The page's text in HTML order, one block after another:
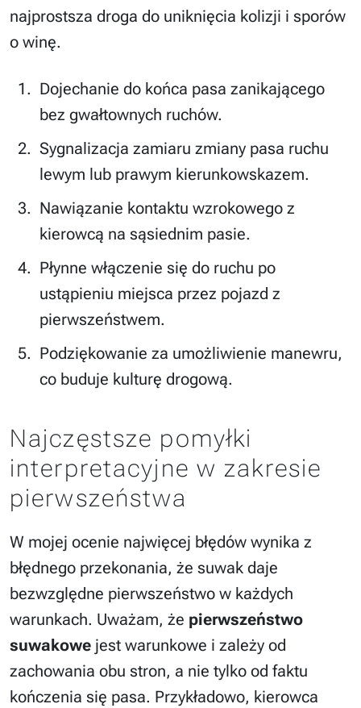
najprostsza droga do uniknięcia kolizji i sporów
o winę.
Dojechanie do końca pasa zanikającego
bez gwałtownych ruchów.
Sygnalizacja zamiaru zmiany pasa ruchu
lewym lub prawym kierunkowskazem.
Nawiązanie kontaktu wzrokowego z
kierowcą na sąsiednim pasie.
Płynne włączenie się do ruchu po
ustąpieniu miejsca przez pojazd z
pierwszeństwem.
Podziękowanie za umożliwienie manewru,
co buduje kulturę drogową.
Najczęstsze pomyłki
interpretacyjne w zakresie
pierwszeństwa
W mojej ocenie najwięcej błędów wynika z
błędnego przekonania, że suwak daje
bezwzględne pierwszeństwo w każdych
warunkach. Uważam, że pierwszeństwo
suwakowe jest warunkowe i zależy od
zachowania obu stron, a nie tylko od faktu
kończenia się pasa. Przykładowo, kierowca